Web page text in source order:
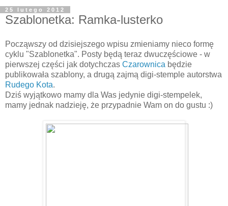
25 lutego 2012
Szablonetka: Ramka-lusterko
Począwszy od dzisiejszego wpisu zmieniamy nieco formę
cyklu "Szablonetka". Posty będą teraz dwuczęściowe - w
pierwszej części jak dotychczas Czarownica będzie
publikowała szablony, a drugą zajmą digi-stemple autorstwa
Rudego Kota.
Dziś wyjątkowo mamy dla Was jedynie digi-stempelek,
mamy jednak nadzieję, że przypadnie Wam on do gustu :)